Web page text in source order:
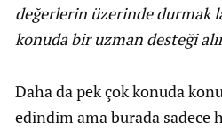
değerlerin üzerinde durmak
konuda bir uzman desteği
Daha da pek çok konuda
edindim ama burada sadece